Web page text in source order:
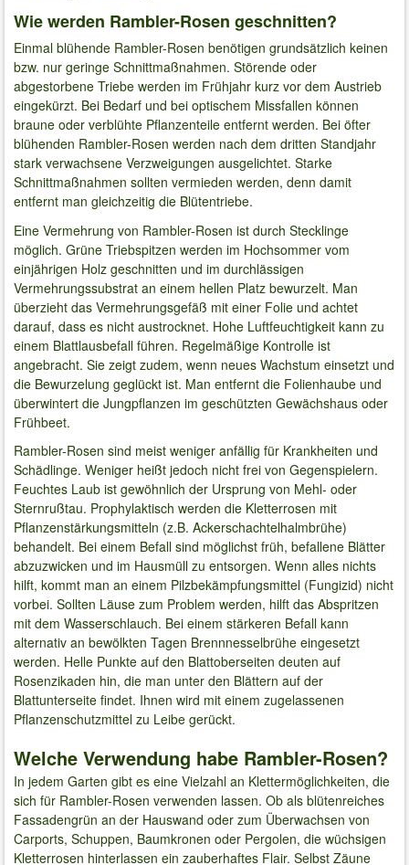
Wie werden Rambler-Rosen geschnitten?
Einmal blühende Rambler-Rosen benötigen grundsätzlich keinen
bzw. nur geringe Schnittmaßnahmen. Störende oder
abgestorbene Triebe werden im Frühjahr kurz vor dem Austrieb
eingekürzt. Bei Bedarf und bei optischem Missfallen können
braune oder verblühte Pflanzenteile entfernt werden. Bei öfter
blühenden Rambler-Rosen werden nach dem dritten Standjahr
stark verwachsene Verzweigungen ausgelichtet. Starke
Schnittmaßnahmen sollten vermieden werden, denn damit
entfernt man gleichzeitig die Blütentriebe.
Eine Vermehrung von Rambler-Rosen ist durch Stecklinge
möglich. Grüne Triebspitzen werden im Hochsommer vom
einjährigen Holz geschnitten und im durchlässigen
Vermehrungssubstrat an einem hellen Platz bewurzelt. Man
überzieht das Vermehrungsgefäß mit einer Folie und achtet
darauf, dass es nicht austrocknet. Hohe Luftfeuchtigkeit kann zu
einem Blattlausbefall führen. Regelmäßige Kontrolle ist
angebracht. Sie zeigt zudem, wenn neues Wachstum einsetzt und
die Bewurzelung geglückt ist. Man entfernt die Folienhaube und
überwintert die Jungpflanzen im geschützten Gewächshaus oder
Frühbeet.
Rambler-Rosen sind meist weniger anfällig für Krankheiten und
Schädlinge. Weniger heißt jedoch nicht frei von Gegenspielern.
Feuchtes Laub ist gewöhnlich der Ursprung von Mehl- oder
Sternrußtau. Prophylaktisch werden die Kletterrosen mit
Pflanzenstärkungsmitteln (z.B. Ackerschachtelhalmbrühe)
behandelt. Bei einem Befall sind möglichst früh, befallene Blätter
abzuzwicken und im Hausmüll zu entsorgen. Wenn alles nichts
hilft, kommt man an einem Pilzbekämpfungsmittel (Fungizid) nicht
vorbei. Sollten Läuse zum Problem werden, hilft das Abspritzen
mit dem Wasserschlauch. Bei einem stärkeren Befall kann
alternativ an bewölkten Tagen Brennnesselbrühe eingesetzt
werden. Helle Punkte auf den Blattoberseiten deuten auf
Rosenzikaden hin, die man unter den Blättern auf der
Blattunterseite findet. Ihnen wird mit einem zugelassenen
Pflanzenschutzmittel zu Leibe gerückt.
Welche Verwendung habe Rambler-Rosen?
In jedem Garten gibt es eine Vielzahl an Klettermöglichkeiten, die
sich für Rambler-Rosen verwenden lassen. Ob als blütenreiches
Fassadengrün an der Hauswand oder zum Überwachsen von
Carports, Schuppen, Baumkronen oder Pergolen, die wüchsigen
Kletterrosen hinterlassen ein zauberhaftes Flair. Selbst Zäune